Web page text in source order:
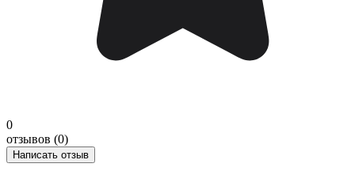
0
отзывов (0)
Написать отзыв